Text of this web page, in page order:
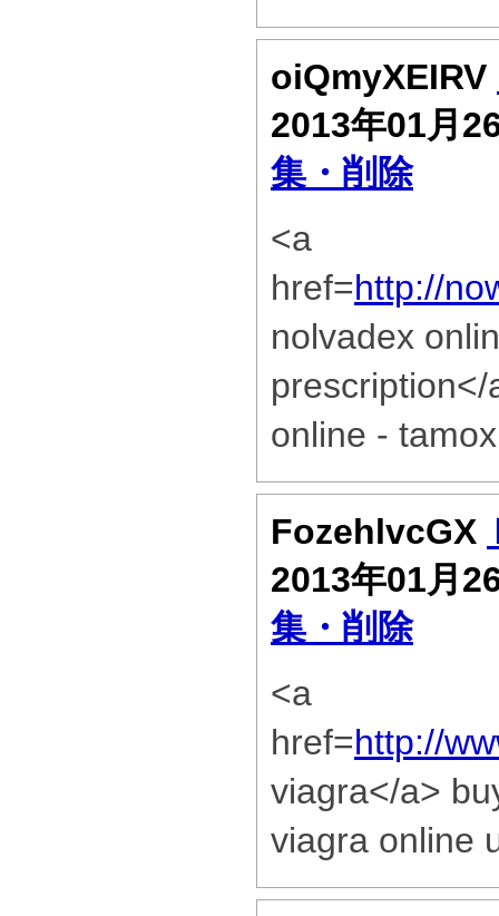
oiQmyXEIRV
2013年01月
集・削除
<a
href=http://
nolvadex
online -
FozehlvcGX
2013年01月
集・削除
<a
href=http://
viagra</a>
viagra online